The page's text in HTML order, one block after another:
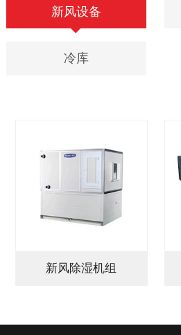
新风设备
冷库
新风除湿机组